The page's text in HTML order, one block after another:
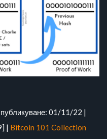
01/11/22 |
| Bitcoin 101 Collection